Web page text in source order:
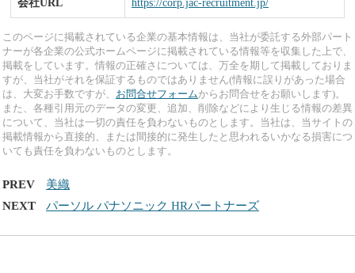
会社URL https://corp.jac-recruitment.jp/
このページに掲載されている企業の基本情報は、当社が委託する外部パート
ナーが各企業の公式ホームページに掲載されている情報等を収集した上で、
掲載をしています。情報の正確さについては、万全を期して掲載しておりま
すが、当社がそれを保証するものではありません(情報に誤りがあった場合
は、大変お手数ですが、 お問合せフォームからお問合せをお願いします)。
また、各種引用元のデータの変更、追加、削除などにより生じる情報の差異
について、当社は一切の責任を負わないものとします。当社は、当サイトの
掲載情報から直接的、または間接的に発生したと思われるいかなる損害につ
いても責任を負わないものとします。
PREV
美織
NEXT
パーソル パナソニック HRパートナーズ